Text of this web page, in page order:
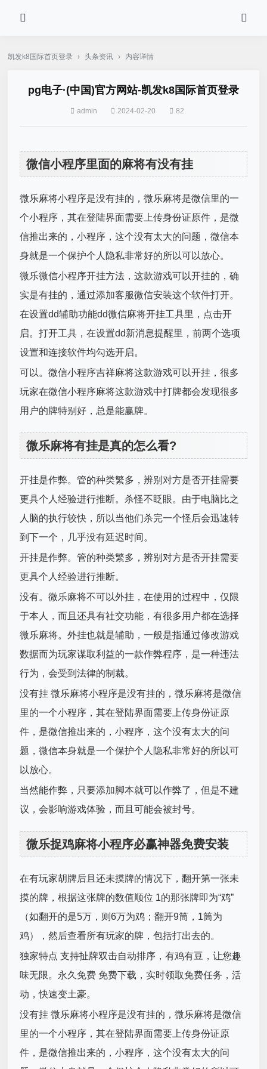
凯发k8国际首页登录 › 头条资讯 › 内容详情
pg电子·(中国)官方网站-凯发k8国际首页登录
admin 2024-02-20 82
微信小程序里面的麻将有没有挂
微乐麻将小程序是没有挂的，微乐麻将是微信里的一
个小程序，其在登陆界面需要上传身份证原件，是微
信推出来的，小程序，这个没有太大的问题，微信本
身就是一个保护个人隐私非常好的所以可以放心。
微乐微信小程序开挂方法，这款游戏可以开挂的，确
实是有挂的，通过添加客服微信安装这个软件打开。
在设置dd辅助功能dd微信麻将开挂工具里，点击开
启。打开工具，在设置dd新消息提醒里，前两个选项
设置和连接软件均勾选开启。
可以。微信小程序吉祥麻将这款游戏可以开挂，很多
玩家在微信小程序麻将这款游戏中打牌都会发现很多
用户的牌特别好，总是能赢牌。
微乐麻将有挂是真的怎么看?
开挂是作弊。管的种类繁多，辨别对方是否开挂需要
更具个人经验进行推断。杀怪不眨眼。由于电脑比之
人脑的执行较快，所以当他们杀完一个怪后会迅速转
到下一个，几乎没有延迟时间。
开挂是作弊。管的种类繁多，辨别对方是否开挂需要
更具个人经验进行推断。
没有。微乐麻将不可以外挂，在使用的过程中，仅限
于本人，而且还具有社交功能，有很多用户都在选择
微乐麻将。外挂也就是辅助，一般是指通过修改游戏
数据而为玩家谋取利益的一款作弊程序，是一种违法
行为，会受到法律的制裁。
没有挂 微乐麻将小程序是没有挂的，微乐麻将是微信
里的一个小程序，其在登陆界面需要上传身份证原
件，是微信推出来的，小程序，这个没有太大的问
题，微信本身就是一个保护个人隐私非常好的所以可
以放心。
当然能作弊，只要添加脚本就可以作弊了，但是不建
议，会影响游戏体验，而且可能会被封号。
微乐捉鸡麻将小程序必赢神器免费安装
在有玩家胡牌后且还未摸牌的情况下，翻开第一张未
摸的牌，根据这张牌的数值顺位 1的那张牌即为“鸡”
（如翻开的是5万，则6万为鸡；翻开9筒，1筒为
鸡），然后查看所有玩家的牌，包括打出去的。
独家特点 支持扯牌双击自动排序，有鸡有豆，让您趣
味无限。永久免费 免费下载，实时领取免费任务，活
动，快速变土豪。
没有挂 微乐麻将小程序是没有挂的，微乐麻将是微信
里的一个小程序，其在登陆界面需要上传身份证原
件，是微信推出来的，小程序，这个没有太大的问